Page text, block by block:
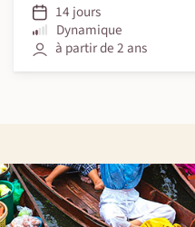
14 jours
Dynamique
à partir de 2 ans